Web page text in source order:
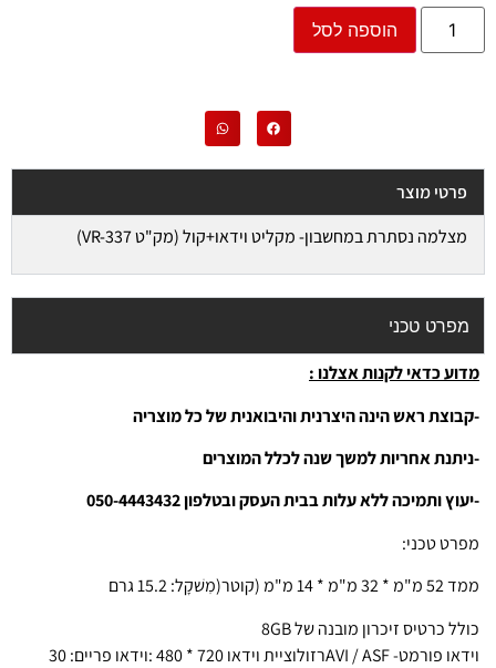
הוספה לסל
פרטי מוצר
מצלמה נסתרת במחשבון- מקליט וידאו+קול (מק"ט VR-337)
מפרט טכני
מדוע כדאי לקנות אצלנו :
-קבוצת ראש הינה היצרנית והיבואנית של כל מוצריה
-ניתנת אחריות למשך שנה לכלל המוצרים
-יעוץ ותמיכה ללא עלות בבית העסק ובטלפון 050-4443432
מפרט טכני:
ממד 52 מ"מ * 32 מ"מ * 14 מ"מ (קוטר(מִשׁקָל: 15.2 גרם
כולל כרטיס זיכרון מובנה של 8GB
וידאו פורמט- AVI / ASFרזולוציית וידאו 720 * 480 :וידאו פריים: 30